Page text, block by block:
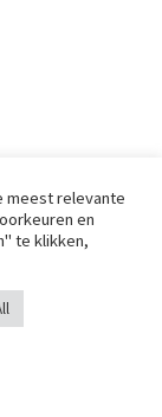
meest relevante
en
te klikken,